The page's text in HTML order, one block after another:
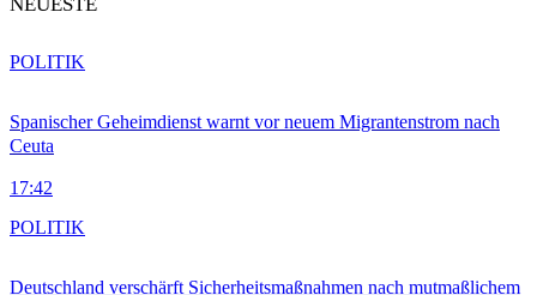
Spanischer Geheimdienst warnt vor neuem Migrantenstrom nach
Ceuta
17:42
POLITIK
Deutschland verschärft Sicherheitsmaßnahmen nach mutmaßlichem
POLITIK